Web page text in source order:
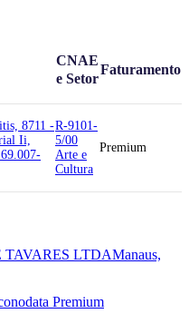
CNAE
e Setor
Faturamento
8711 -
Ii,
R-9101-
5/00
Arte e
Cultura
Premium
TAVARES LTDAManaus,
Premium